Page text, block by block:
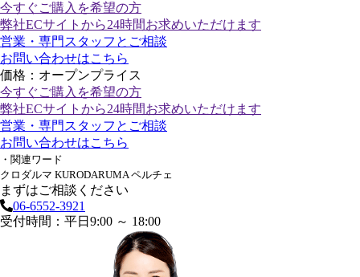
今すぐご購入 を希望の方
弊社ECサイトから24時間お求めいただけます
営業・専門スタッフとご相談
お問い合わせはこちら
価格：オープンプライス
今すぐご購入 を希望の方
弊社ECサイトから24時間お求めいただけます
営業・専門スタッフとご相談
お問い合わせはこちら
・関連ワード
クロダルマ KURODARUMA ペルチェ
まずはご相談ください
06-6552-3921
受付時間：平日9:00 ～ 18:00